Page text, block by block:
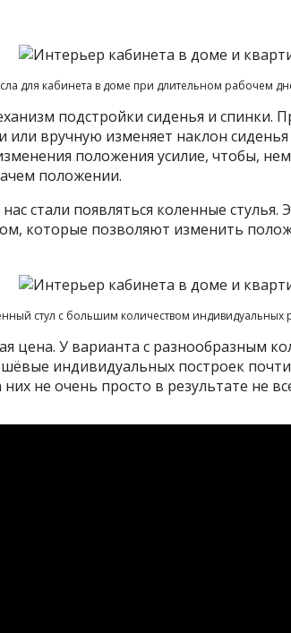
для кабинета в доме при длительном рабочем
подстройки сиденья и спинки.
или вручную изменяет наклон сиденья
положения усилие, чтобы,
положении.
стали появляться коленные стулья.
которые позволяют изменить
стул с большим количеством индивидуальных
цена. У варианта с разнообразным
индивидуальных построек
не очень просто в результате не